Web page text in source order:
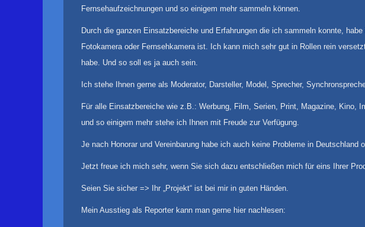
Fernsehaufzeichnungen und so einigem mehr sammeln können.
Durch die ganzen Einsatzbereiche und Erfahrungen die ich sammeln konnte,
Fotokamera oder Fernsehkamera ist. Ich kann mich sehr gut in Rollen rein
habe. Und so soll es ja auch sein.
Ich stehe Ihnen gerne als Moderator, Darsteller, Model, Sprecher,
Für alle Einsatzbereiche wie z.B.: Werbung, Film, Serien, Print, Magazine, Kino,
und so einigem mehr stehe ich Ihnen mit Freude zur Verfügung.
Je nach Honorar und Vereinbarung habe ich auch keine Probleme in
Jetzt freue ich mich sehr, wenn Sie sich dazu entschließen mich für eins Ihrer
Seien Sie sicher => Ihr „Projekt“ ist bei mir in guten Händen.
Mein Ausstieg als Reporter kann man gerne hier nachlesen: